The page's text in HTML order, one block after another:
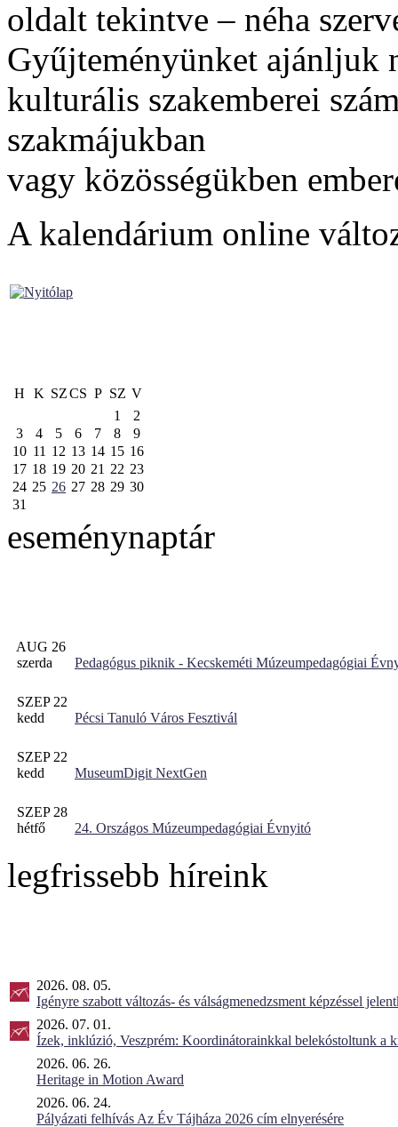
oldalt tekintve – néha
Gyűjteményünket ajánljuk
kulturális szakemberei
szakmájukban
vagy közösségükben
A kalendárium online
H K SZCS P SZ V
1
2
3
4 5 6 7 8
9
10 11 12 13 14 15 16
17 18 19 20 21 22 23
24 25 26 27 28 29 30
31
eseménynaptár
AUG 26
szerda
Pedagógus piknik - Kecskeméti Múzeumpedagógiai
SZEP 22
kedd
Pécsi Tanuló Város Fesztivál
SZEP 22
kedd
MuseumDigit NextGen
SZEP 28
hétfő
24. Országos Múzeumpedagógiai Évnyitó
legfrissebb híreink
2026. 08. 05.
Igényre szabott változás- és válságmenedzsment képzéssel
2026. 07. 01.
Ízek, inklúzió, Veszprém: Koordinátorainkkal belekóstoltunk a
2026. 06. 26.
Heritage in Motion Award
2026. 06. 24.
Pályázati felhívás Az Év Tájháza 2026 cím elnyerésére